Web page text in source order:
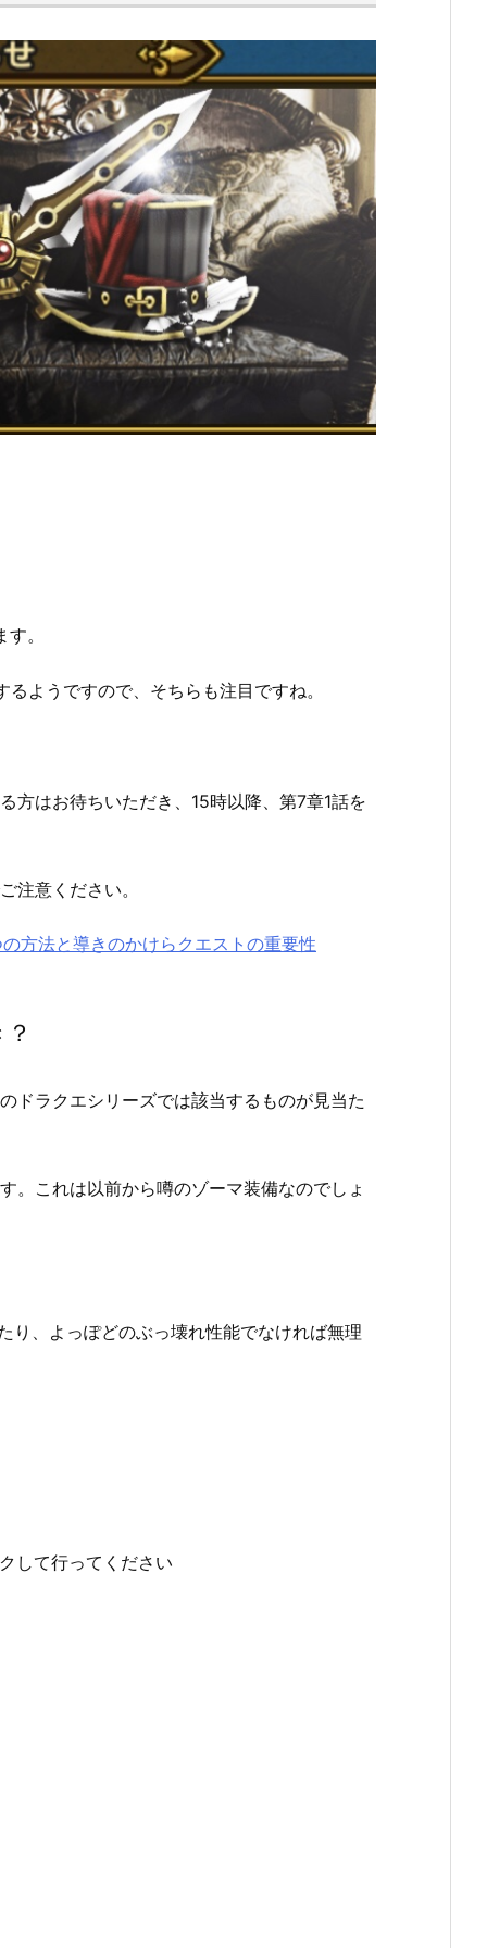
。
ようですので、そちらも注目ですね。
方はお待ちいただき、15時以降、第7章1話を
注意ください。
方法と導きのかけらクエストの重要性
ドラクエシリーズでは該当するものが見当た
。これは以前から噂のゾーマ装備なのでしょ
り、よっぽどのぶっ壊れ性能でなければ無理
して行ってください